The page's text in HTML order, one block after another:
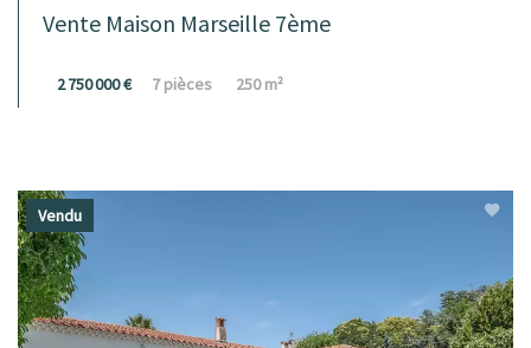
Vente Maison Marseille 7ème
2 750 000 € 7 pièces 250 m²
Vendu